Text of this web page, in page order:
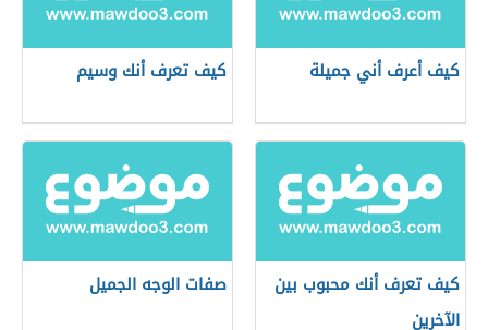
كيف أعرف أني جميلة كيف تعرف أنك وسيم
كيف تعرف أنك محبوب بين
الآخرين
صفات الوجه الجميل